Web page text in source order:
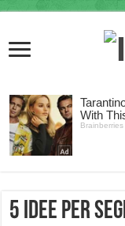
5 idee per